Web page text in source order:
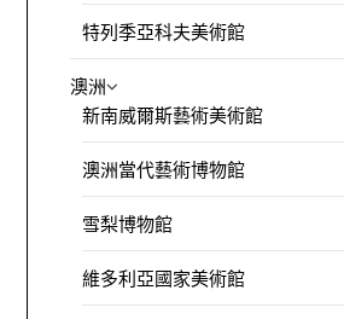
特列季亞科夫美術館
澳洲
新南威爾斯藝術美術館
澳洲當代藝術博物館
雪梨博物館
維多利亞國家美術館